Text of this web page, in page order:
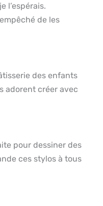
l’espérais.
de les
des enfants
adorent créer avec
pour dessiner des
ces stylos à tous